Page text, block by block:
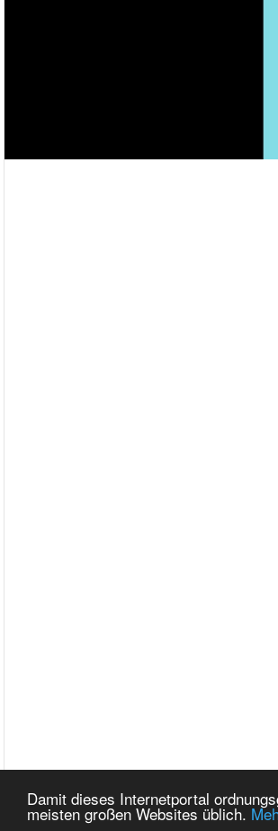
Damit dieses Internetportal
meisten großen Websites üblich.